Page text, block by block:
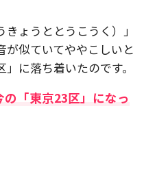
ょうととうこうく）」
が似ていてややこしいと
に落ち着いたのです。
「東京23区」になっ